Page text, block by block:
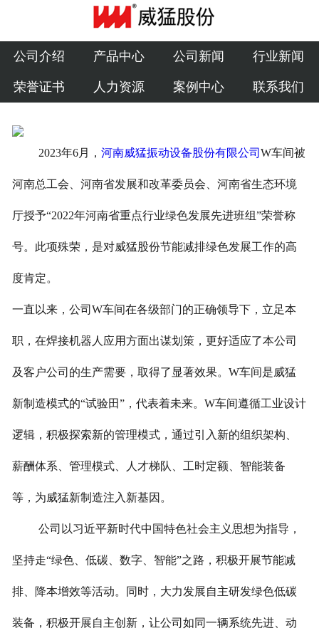
公司介绍
产品中心
公司新闻
荣誉证书
公司介绍 产品中心 公司新闻 行业新闻
荣誉证书 人力资源 案例中心 联系我们
2023年6月， 河南威猛振动设备股份有限公司 W车间被
河南总工会、河南省发展和改革委员会、河南省生态环境
厅授予“2022年河南省重点行业绿色发展先进班组”荣誉称
号。此项殊荣，是对威猛股份节能减排绿色发展工作的高
度肯定。
一直以来，公司W车间在各级部门的正确领导下，立足本
职，在焊接机器人应用方面出谋划策，更好适应了本公司
及客户公司的生产需要，取得了显著效果。W车间是威猛
新制造模式的“试验田”，代表着未来。W车间遵循工业设计
逻辑，积极探索新的管理模式，通过引入新的组织架构、
薪酬体系、管理模式、人才梯队、工时定额、智能装备
等，为威猛新制造注入新基因。
公司以习近平新时代中国特色社会主义思想为指导，
坚持走“绿色、低碳、数字、智能”之路，积极开展节能减
排、降本增效等活动。同时，大力发展自主研发绿色低碳
装备，积极开展自主创新，让公司如同一辆系统先进、动